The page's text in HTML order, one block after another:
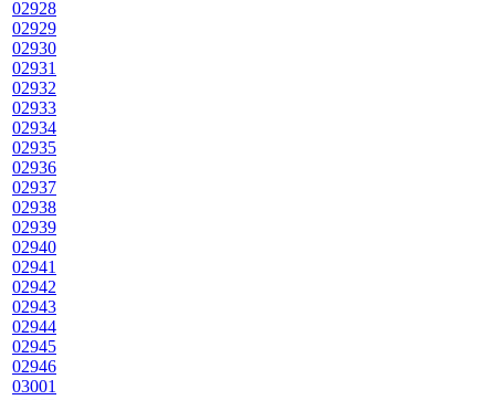
02928
02929
02930
02931
02932
02933
02934
02935
02936
02937
02938
02939
02940
02941
02942
02943
02944
02945
02946
03001